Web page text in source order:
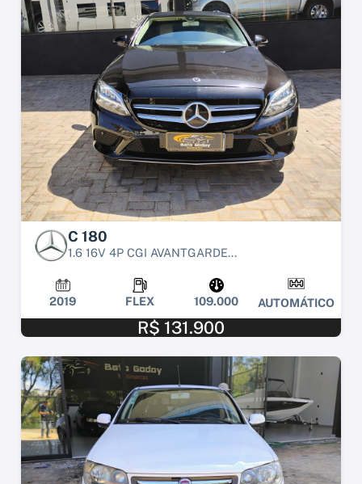
C 180
1.6 16V 4P CGI AVANTGARDE...
2019 FLEX 109.000 AUTOMÁTICO
R$ 131.900